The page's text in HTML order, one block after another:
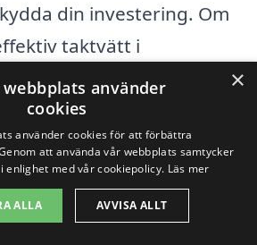
din investering. Om
taktvätt i
det vara värt att
i närliggande städer.
olika
kan du enkelt hitta
för dina behov.
×
webbplats använder
cookies
använder cookies för att förbättra
att använda vår webbplats samtycker
enlighet med vår cookiepolicy. Läs mer
ALLA AVVISA ALLT